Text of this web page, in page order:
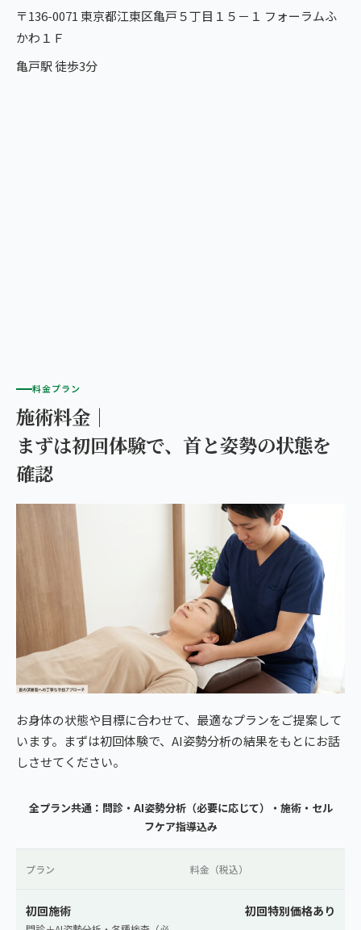
〒136-0071 東京都江東区亀戸５丁目１５－１ フォーラムふ
かわ１Ｆ
亀戸駅 徒歩3分
料金プラン
施術料金｜
まずは初回体験で、首と姿勢の状態を
確認
お身体の状態や目標に合わせて、最適なプランをご提案して
います。まずは初回体験で、AI姿勢分析の結果をもとにお話
しさせてください。
全プラン共通：問診・AI姿勢分析（必要に応じて）・施術・セル
フケア指導込み
プラン 料金（税込）
初回施術 初回特別価格あり